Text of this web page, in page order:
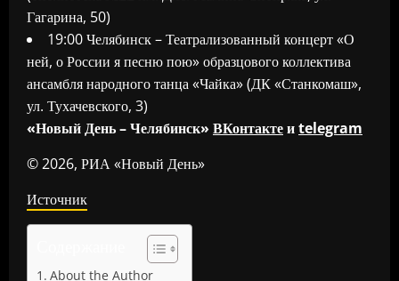
Гагарина, 50)
19:00 Челябинск – Театрализованный концерт «О
ней, о России я песню пою» образцового коллектива
ансамбля народного танца «Чайка» (ДК «Станкомаш»,
ул. Тухачевского, 3)
«Новый День – Челябинск» ВКонтактеиtelegram
© 2026, РИА «Новый День»
Источник
About the Author